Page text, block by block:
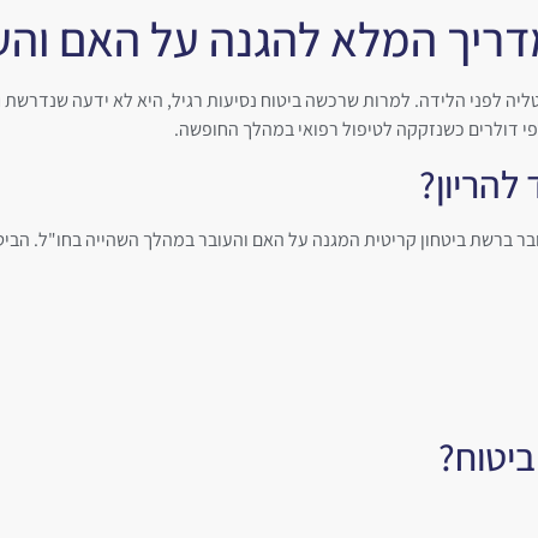
המלא להגנה על האם
עם בעלה באיטליה לפני הלידה. למרות שרכשה ביטוח נסיעות רגיל, היא לא
דולרים כשנזקקה לטיפול רפואי במהלך החופשה.
ברשת ביטחון קריטית המגנה על האם והעובר במהלך השהייה בחו"ל.